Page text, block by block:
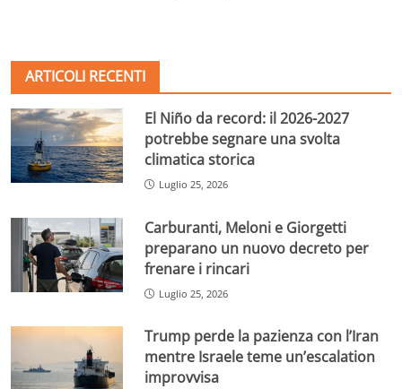
ARTICOLI RECENTI
El Niño da record: il 2026-2027
potrebbe segnare una svolta
climatica storica
Luglio 25, 2026
Carburanti, Meloni e Giorgetti
preparano un nuovo decreto per
frenare i rincari
Luglio 25, 2026
Trump perde la pazienza con l’Iran
mentre Israele teme un’escalation
improvvisa